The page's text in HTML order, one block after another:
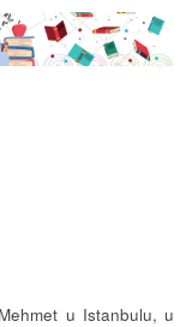
u Istanbulu, u